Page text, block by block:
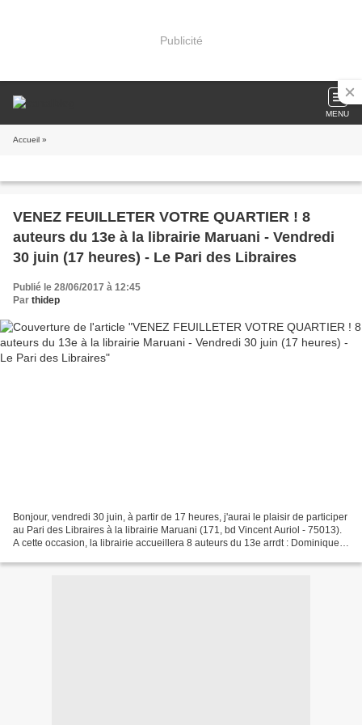
Publicité
MENU
Accueil »
VENEZ FEUILLETER VOTRE QUARTIER ! 8
auteurs du 13e à la librairie Maruani - Vendredi
30 juin (17 heures) - Le Pari des Libraires
Publié le 28/06/2017 à 12:45
Par thidep
Bonjour, vendredi 30 juin, à partir de 17 heures, j'aurai le plaisir de participer
au Pari des Libraires à la librairie Maruani (171, bd Vincent Auriol - 75013).
A cette occasion, la librairie accueillera 8 auteurs du 13e arrdt : Dominique